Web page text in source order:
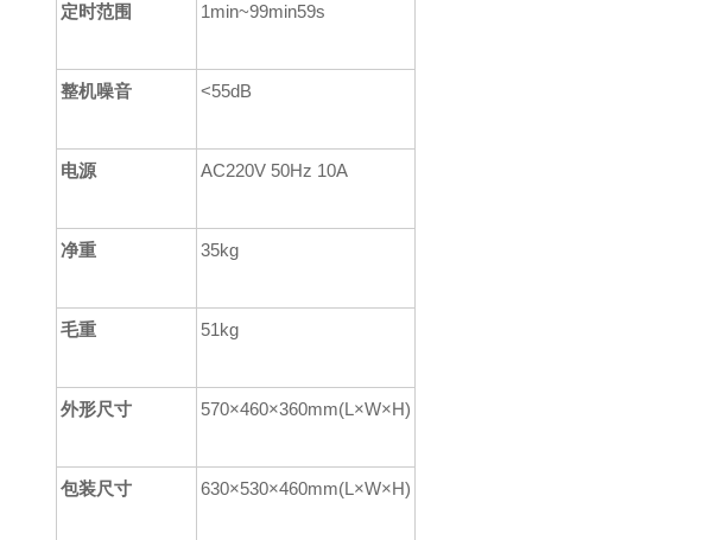
定时范围 1min~99min59s
整机噪音 <55dB
电源 AC220V 50Hz 10A
净重 35kg
毛重 51kg
外形尺寸 570×460×360mm(L ×W×H)
包装尺寸 630×530×460mm(L ×W×H)